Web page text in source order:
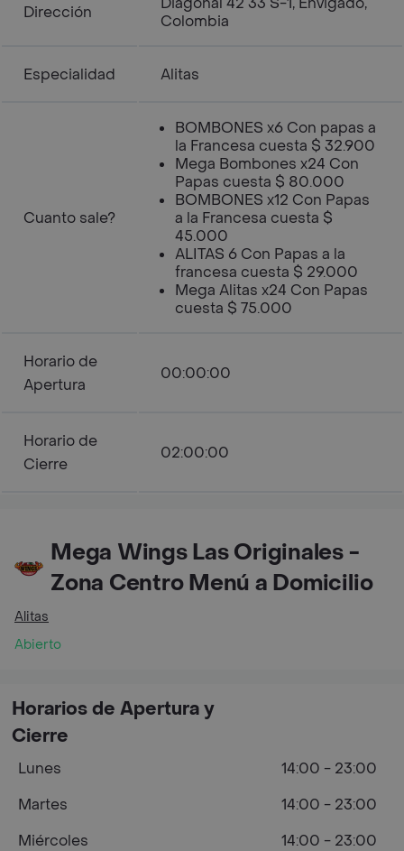
Dirección
Colombia
Especialidad Alitas
Cuanto sale?
BOMBONES x6 Con papas a
la Francesa cuesta $ 32.900
Mega Bombones x24 Con
Papas cuesta $ 80.000
BOMBONES x12 Con Papas
a la Francesa cuesta $
45.000
ALITAS 6 Con Papas a la
francesa cuesta $ 29.000
Mega Alitas x24 Con Papas
cuesta $ 75.000
Horario de
Apertura
00:00:00
Horario de
Cierre
02:00:00
Mega Wings Las Originales -
Zona Centro Menú a Domicilio
Alitas
Abierto
Horarios de Apertura y
Cierre
Lunes
14:00 - 23:00
Martes
14:00 - 23:00
Miércoles
14:00 - 23:00